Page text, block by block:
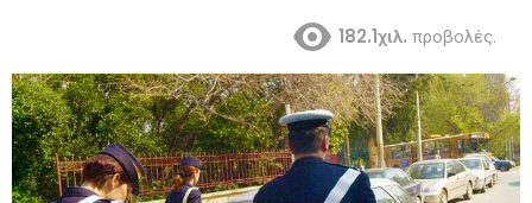
182.1χιλ. προβολές.